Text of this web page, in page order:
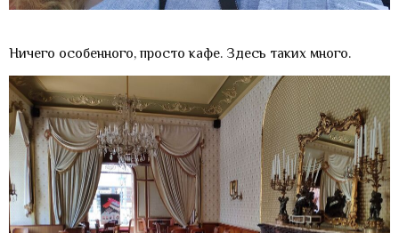
Ничего особенного, просто кафе. Здесь таких много.